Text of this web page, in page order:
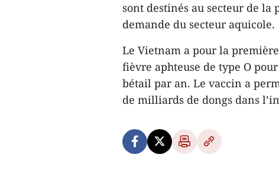
sont destinés au secteur de la
demande du secteur aquicole.
Le Vietnam a pour la
fièvre aphteuse de type O
bétail par an. Le vaccin a
de milliards de dongs dans